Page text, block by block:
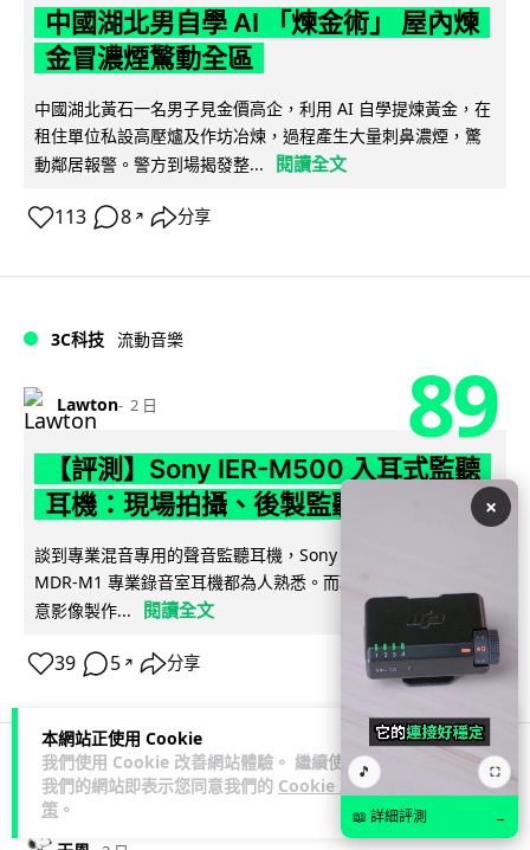
本網站正使用 Cookie
我們使用 Cookie 改善網站體驗。 繼續使用
我們的網站即表示您同意我們的 Cookie 政
策 。
中國湖北男自學 AI 「煉金術」 屋內煉
金冒濃煙驚動全區
中國湖北黃石一名男子見金價高企，利用 AI 自學提煉黃金，在
租住單位私設高壓爐及作坊冶煉，過程產生大量刺鼻濃煙，驚
動鄰居報警。警方到場揭發整...
閱讀全文
113 8 ↗ 分享
3C科技 流動音樂
Lawton 2 日 89
【評測】Sony IER-M500 入耳式監聽
耳機：現場拍攝、後製監聽與人聲利器
談到專業混音專用的聲音監聽耳機，Sony 經典 MDR-7506 到
MDR-M1 專業錄音室耳機都為人熟悉。而現在舞台製作者與創
意影像製作...
閱讀全文
39 5 ↗ 分享
科技娛樂 遊戲情報
×
🎵 ⛶
📖 詳細評測 →